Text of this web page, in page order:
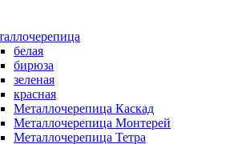
белая
бирюза
зеленая
красная
Металлочерепица Каскад
Металлочерепица Монтерей
Металлочерепица Тетра